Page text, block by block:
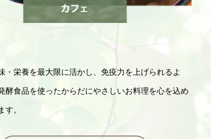
・栄養を最大限に活かし、免疫力を上げられるよ
酵食品を使ったからだにやさしいお料理を心を込め
す。